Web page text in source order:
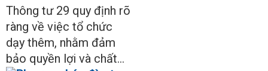
Thông tư 29
Thông tư 29 quy định rõ
ràng về việc tổ chức
dạy thêm, nhằm đảm
bảo quyền lợi và chất...